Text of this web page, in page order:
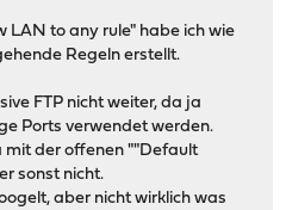
LAN to any rule" habe ich wie
Regeln erstellt.
FTP nicht weiter, da ja
Ports verwendet werden.
der offenen ""Default
sonst nicht.
aber nicht wirklich was